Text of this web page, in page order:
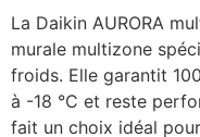
La Daikin AURORA
murale multizone
froids. Elle garantit
à -18 °C et reste
fait un choix idéal